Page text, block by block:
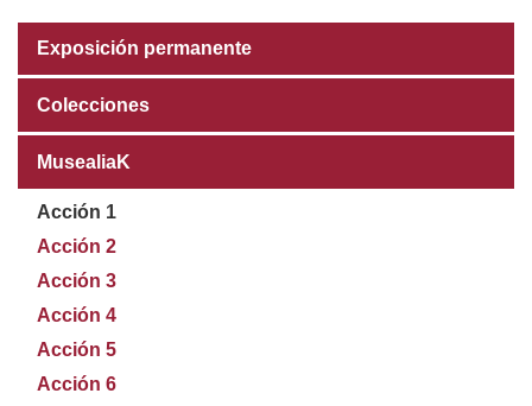
Exposición permanente
Colecciones
MusealiaK
Acción 1
Acción 2
Acción 3
Acción 4
Acción 5
Acción 6